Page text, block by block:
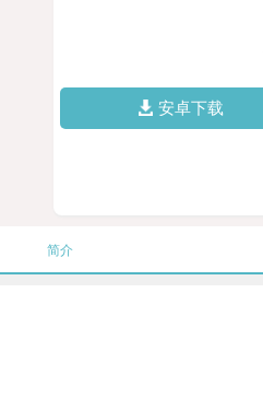
安卓下载
简介